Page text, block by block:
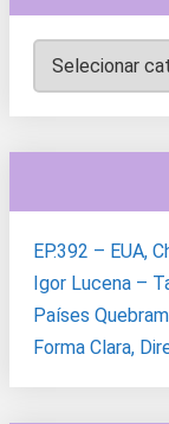
Categorias
EP.392 – EUA,
Igor Lucena –
Países
Forma Clara,